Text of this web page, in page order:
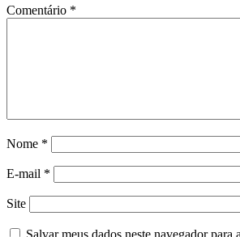
Comentário *
Nome *
E-mail *
Site